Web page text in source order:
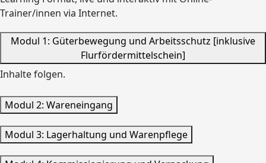
Trainer/innen via Internet.
Modul 1: Güterbewegung und Arbeitsschutz [inklusive
Flurfördermittelschein]
Inhalte folgen.
Modul 2: Wareneingang
Modul 3: Lagerhaltung und Warenpflege